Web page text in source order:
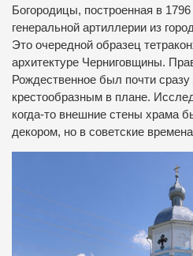
Богородицы, построенная в
генеральной артиллерии из
Это очередной образец
архитектуре Черниговщины.
Рождественное был почти сразу
крестообразным в плане.
когда-то внешние стены храма
декором, но в советские